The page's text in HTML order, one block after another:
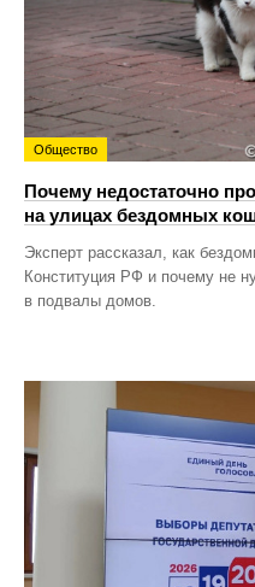
Общество
Почему недостаточно
на улицах бездомных
Эксперт рассказал, как
Конституция РФ и почему не
в подвалы домов.